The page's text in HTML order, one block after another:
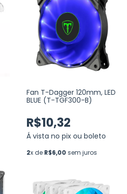
Fan T-Dagger 120mm, LED
BLUE (T-TGF300-B)
R$10,32
Á vista no pix ou boleto
2x de R$6,00 sem juros